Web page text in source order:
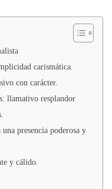
carismática.
con carácter.
llamativo resplandor
presencia poderosa y
y cálido.